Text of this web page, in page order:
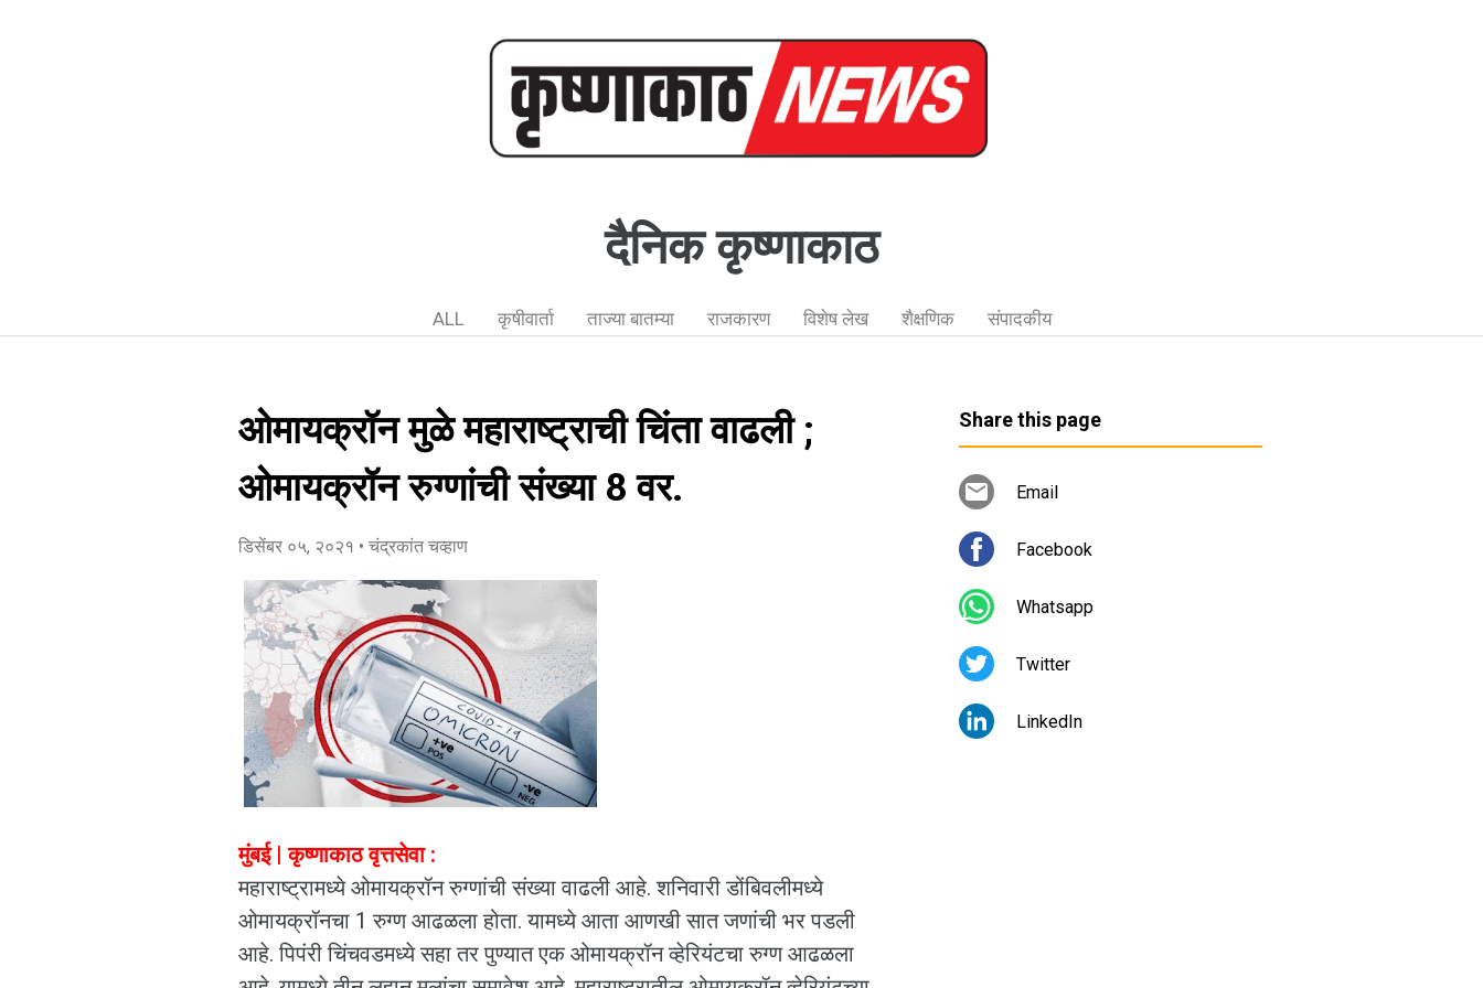
दैनिक कृष्णाकाठ
ALL कृषीवार्ता ताज्या बातम्या राजकारण विशेष लेख शैक्षणिक संपादकीय
ओमायक्रॉन मुळे महाराष्ट्राची चिंता वाढली ;
ओमायक्रॉन रुग्णांची संख्या 8 वर.
डिसेंबर ०५, २०२१ • चंद्रकांत चव्हाण
मुंबई | कृष्णाकाठ वृत्तसेवा :
महाराष्ट्रामध्ये ओमायक्रॉन रुग्णांची संख्या वाढली आहे. शनिवारी डोंबिवलीमध्ये
ओमायक्रॉनचा 1 रुग्ण आढळला होता. यामध्ये आता आणखी सात जणांची भर पडली
आहे. पिपंरी चिंचवडमध्ये सहा तर पुण्यात एक ओमायक्रॉन व्हेरियंटचा रुग्ण आढळला
Share this page
Email
Facebook
Whatsapp
Twitter
LinkedIn